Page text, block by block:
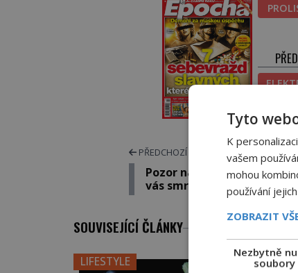
PŘEDCHOZÍ ČLÁNEK
Pozor na extrémní cvičení!
vás smrtelně otrávit!
SOUVISEJÍCÍ ČLÁNKY
LIFESTYLE
Tyto
K
vašem
mohou
používání
ZOBRAZIT
Nezbytně
soubory